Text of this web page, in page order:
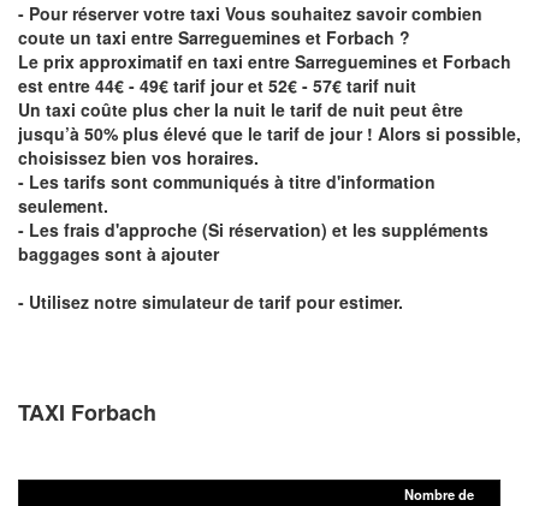
- Pour réserver votre taxi Vous souhaitez savoircombien
coute un taxi entre Sarreguemines et Forbach ?
Le prix approximatif en taxi entre Sarreguemines et Forbach
est entre 44€ - 49€ tarif jour et 52€ - 57€ tarif nuit
Un taxi coûte plus cher la nuit le tarif de nuit peut être
jusqu’à 50% plus élevé que le tarif de jour ! Alors si possible,
choisissez bien vos horaires.
- Les tarifs sont communiqués à titre d'information
seulement.
- Les frais d'approche (Si réservation) et les suppléments
baggages sont à ajouter
- Utilisez notre simulateur de tarif pour estimer.
TAXI Forbach
Nombre de